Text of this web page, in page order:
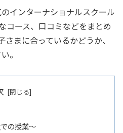
インターナショナルスクール
コース、口コミなどをまとめ
まに合っているかどうか、
。
の授業～